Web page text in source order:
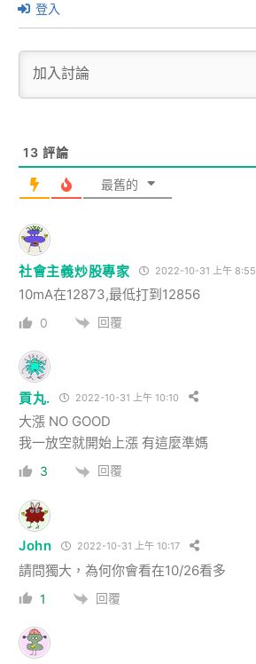
登入
13 評論
最舊的
社會主義炒股專家 2022-10-31 上午 8:55
10mA在12873,最低打到12856
0 回覆
貢丸. 2022-10-31 上午 10:10
大漲 NO GOOD
我一放空就開始上漲 有這麼準媽
3 回覆
John 2022-10-31 上午 10:17
請問獨大，為何你會看在10/26看多
1 回覆